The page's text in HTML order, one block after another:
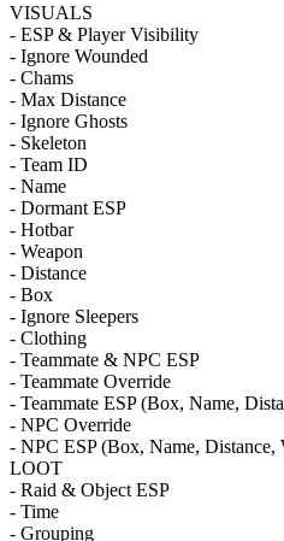
VISUALS
- ESP & Player Visibility
- Ignore Wounded
- Chams
- Max Distance
- Ignore Ghosts
- Skeleton
- Team ID
- Name
- Dormant ESP
- Hotbar
- Weapon
- Distance
- Box
- Ignore Sleepers
- Clothing
- Teammate & NPC ESP
- Teammate Override
- Teammate ESP (Box, Name,
- NPC Override
- NPC ESP (Box, Name, Distance,
LOOT
- Raid & Object ESP
- Time
- Grouping